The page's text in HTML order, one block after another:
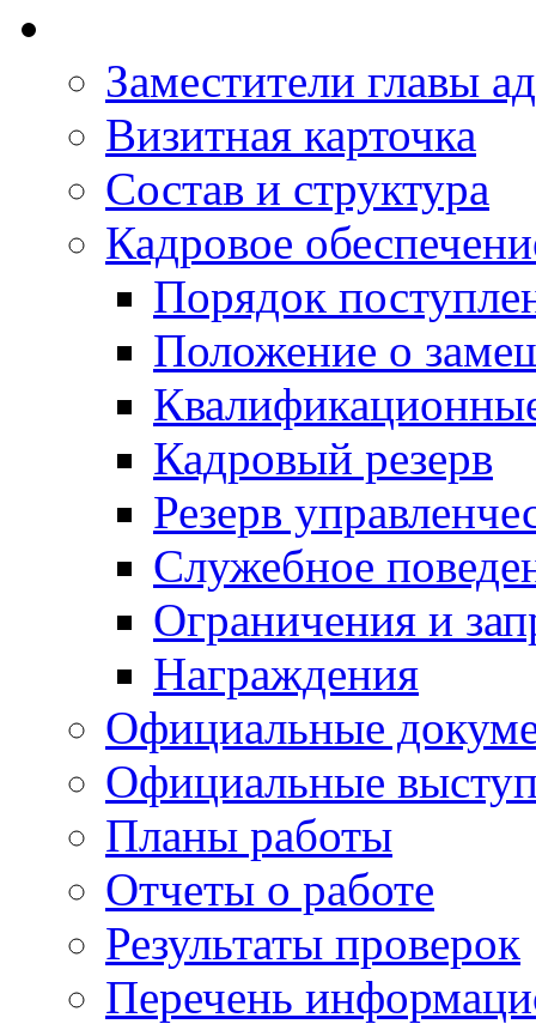
Заместители главы
Визитная карточка
Состав и структура
Кадровое
Порядок
Положение о
Кадровый резерв
Резерв
Служебное
Ограничения и
Награждения
Официальные
Официальные
Планы работы
Отчеты о работе
Результаты проверок
Перечень